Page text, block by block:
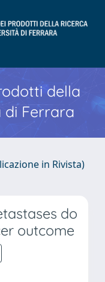
della
di Ferrara
in Rivista)
do
outcome